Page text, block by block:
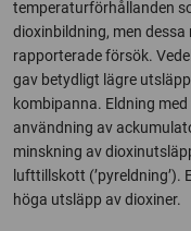
temperaturförhållanden
dioxinbildning, men
rapporterade försök.
gav betydligt lägre
kombipanna. Eldning
användning av
minskning av
lufttillskott
höga utsläpp av dioxiner.